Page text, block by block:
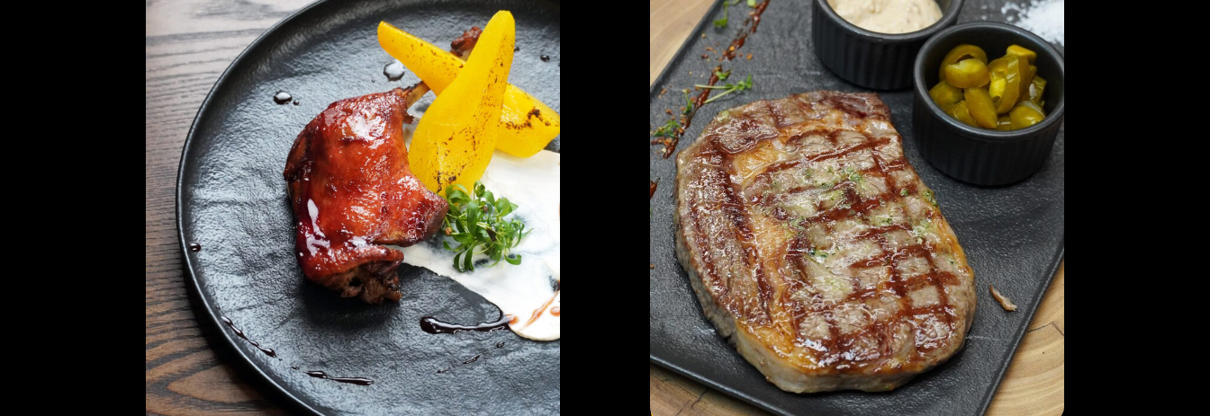
Утиная ножка конфи с грушей су-
вид